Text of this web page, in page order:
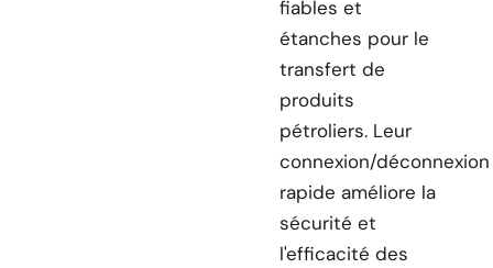
fiables et
étanches pour le
transfert de
produits
pétroliers. Leur
connexion/déconnexion
rapide améliore la
sécurité et
l'efficacité des